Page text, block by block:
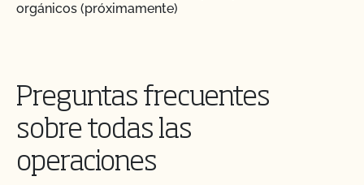
orgánicos (próximamente)
Preguntas frecuentes
sobre todas las
operaciones
orgánicos?
Soy exportador, ¿cómo solicito un certificado NOP
de importación?